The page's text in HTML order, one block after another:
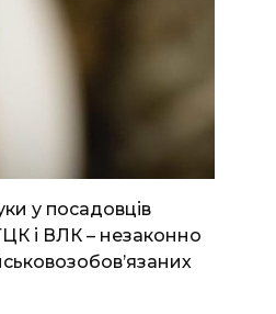
у посадовців
і ВЛК – незаконно